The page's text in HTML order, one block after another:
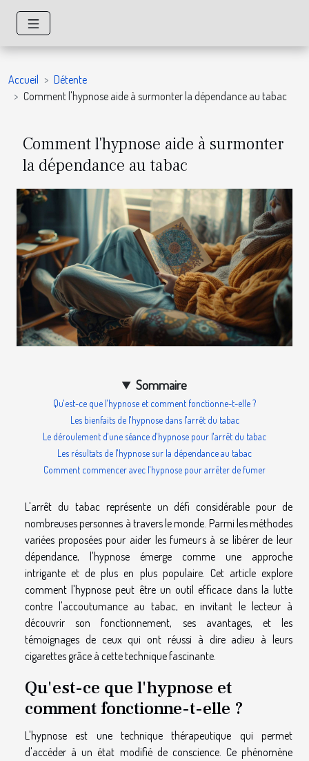
Accueil
Détente
Comment l'hypnose aide à surmonter la dépendance au tabac
Comment l'hypnose aide à surmonter
la dépendance au tabac
Sommaire
Qu'est-ce que l'hypnose et comment fonctionne-t-elle ?
Les bienfaits de l'hypnose dans l'arrêt du tabac
Le déroulement d'une séance d'hypnose pour l'arrêt du tabac
Les résultats de l'hypnose sur la dépendance au tabac
Comment commencer avec l'hypnose pour arrêter de fumer
L'arrêt du tabac représente un défi considérable pour de
nombreuses personnes à travers le monde. Parmi les méthodes
variées proposées pour aider les fumeurs à se libérer de leur
dépendance, l'hypnose émerge comme une approche
intrigante et de plus en plus populaire. Cet article explore
comment l'hypnose peut être un outil efficace dans la lutte
contre l'accoutumance au tabac, en invitant le lecteur à
découvrir son fonctionnement, ses avantages, et les
témoignages de ceux qui ont réussi à dire adieu à leurs
cigarettes grâce à cette technique fascinante.
Qu'est-ce que l'hypnose et
comment fonctionne-t-elle ?
L'hypnose est une technique thérapeutique qui permet
d'accéder à un état modifié de conscience. Ce phénomène